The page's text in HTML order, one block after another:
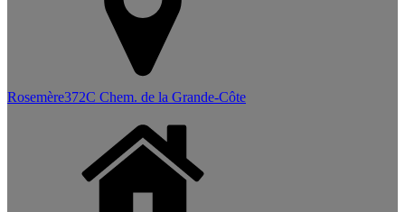
Rosemère372C Chem. de la Grande-Côte